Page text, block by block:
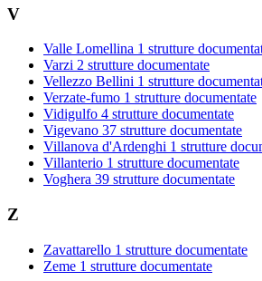
V
Valle Lomellina 1 strutture
Varzi 2 strutture documentate
Vellezzo Bellini 1 strutture
Verzate-fumo 1 strutture documentate
Vidigulfo 4 strutture documentate
Vigevano 37 strutture documentate
Villanova d'Ardenghi 1 strutture
Villanterio 1 strutture documentate
Voghera 39 strutture documentate
Z
Zavattarello 1 strutture documentate
Zeme 1 strutture documentate